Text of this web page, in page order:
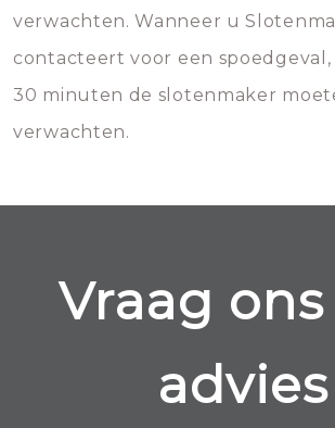
verwachten. Wanneer u
contacteert voor een
30 minuten de slotenmaker
verwachten.
Vraag
advies